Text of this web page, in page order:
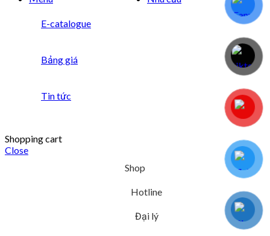
E-catalogue
Bảng giá
Tin tức
Shopping cart
Close
Shop
Hotline
Đại lý